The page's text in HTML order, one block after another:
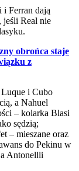
i Ferran dają
jeśli Real nie
obrońca staje
z
Luque i Cubo
a Nahuel
– kolarka Blasi
sędzią;
– mieszane oraz
do Pekinu w
Antonellli